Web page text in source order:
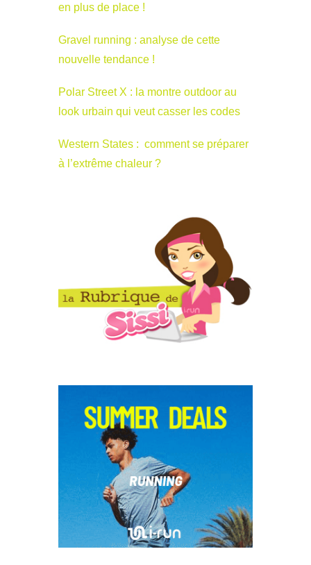
en plus de place !
Gravel running : analyse de cette
nouvelle tendance !
Polar Street X : la montre outdoor au
look urbain qui veut casser les codes
Western States : comment se préparer
à l’extrême chaleur ?